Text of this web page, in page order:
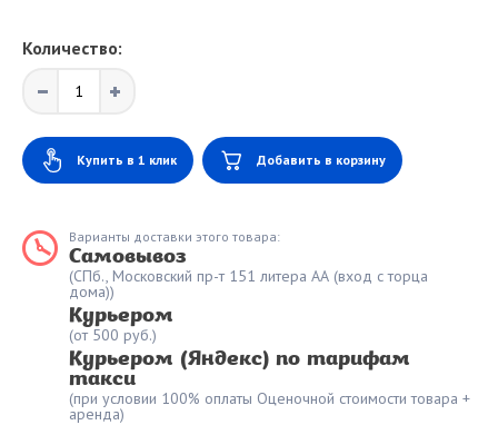
Количество:
Купить в 1 клик Добавить в корзину
Варианты доставки этого товара:
Самовывоз
(СПб., Московский пр-т 151 литера АА (вход с торца
дома))
Курьером
(от 500 руб.)
Курьером (Яндекс) по тарифам
такси
(при условии 100% оплаты Оценочной стоимости товара +
аренда)